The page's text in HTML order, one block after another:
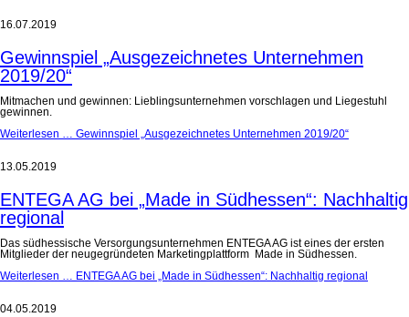
16.07.2019
Gewinnspiel „Ausgezeichnetes Unternehmen
2019/20“
Mitmachen und gewinnen: Lieblingsunternehmen vorschlagen und Liegestuhl
gewinnen.
Weiterlesen … Gewinnspiel „Ausgezeichnetes Unternehmen 2019/20“
13.05.2019
ENTEGA AG bei „Made in Südhessen“: Nachhaltig
regional
Das südhessische Versorgungsunternehmen ENTEGA AG ist eines der ersten
Mitglieder der neugegründeten Marketingplattform Made in Südhessen.
Weiterlesen … ENTEGA AG bei „Made in Südhessen“: Nachhaltig regional
04.05.2019